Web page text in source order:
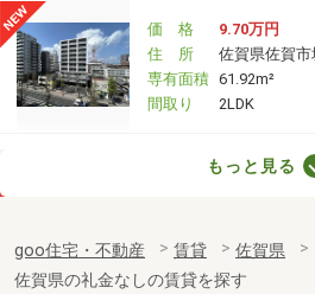
価 格
9.70万円
住 所
佐賀県佐賀
専有面積 61.92m²
間取り
2LDK
佐賀県杵島郡江北町大字佐留志
専有面積
43.86m²
間取り
2DK
もっと見る
goo住宅・不動産 賃貸
佐賀県
佐賀県の礼金なしの賃貸を探す